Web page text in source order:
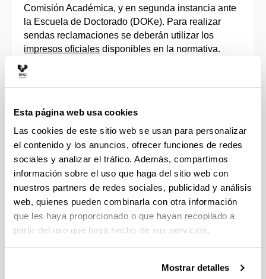
Esta página web usa cookies
Las cookies de este sitio web se usan para personalizar
el contenido y los anuncios, ofrecer funciones de redes
sociales y analizar el tráfico. Además, compartimos
información sobre el uso que haga del sitio web con
nuestros partners de redes sociales, publicidad y análisis
web, quienes pueden combinarla con otra información
que les haya proporcionado o que hayan recopilado a
partir del uso que haya hecho de sus servicios.
Mostrar detalles
Comisión Académica, y en segunda instancia ante
la Escuela de Doctorado (DOKe). Para realizar
sendas reclamaciones se deberán utilizar los
impresos oficiales disponibles en la normativa.
En todo caso, el resultado de la evaluación lo
podrán consultar las y los doctorandos así como
GAUR, tal y como se indica en los
correspondientes.
Permanencia en un programa de doctorado
A tenor de lo establecido en el artículo 11.7 del Real
Decreto 99/2011, la evaluación anual positiva por la
Comisión Académica del Programa de Doctorado,
tanto delPlan de Investigacióncomo del
de Tesis Doctoral dentro del aplicativo GAUR,